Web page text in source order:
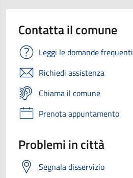
Contatta il comune
Leggi le domande frequenti
Richiedi assistenza
Chiama il comune
Prenota appuntamento
Problemi in città
Segnala disservizio